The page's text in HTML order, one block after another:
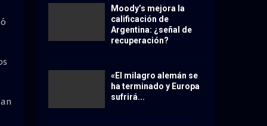
Moody’s mejora la
calificación de
Argentina: ¿señal de
recuperación?
«El milagro alemán se
ha terminado y Europa
sufrirá...